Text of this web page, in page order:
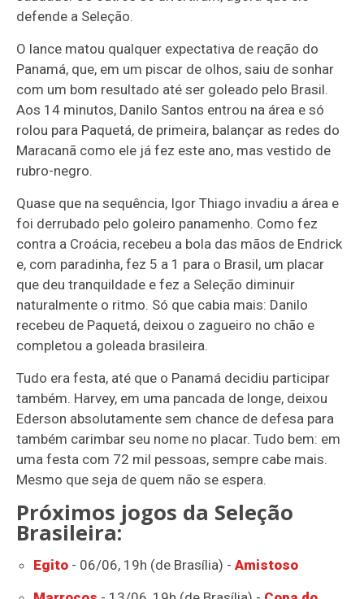
defende a Seleção.
O lance matou qualquer expectativa de reação do
Panamá, que, em um piscar de olhos, saiu de sonhar
com um bom resultado até ser goleado pelo Brasil.
Aos 14 minutos, Danilo Santos entrou na área e só
rolou para Paquetá, de primeira, balançar as redes do
Maracanã como ele já fez este ano, mas vestido de
rubro-negro.
Quase que na sequência, Igor Thiago invadiu a área e
foi derrubado pelo goleiro panamenho. Como fez
contra a Croácia, recebeu a bola das mãos de Endrick
e, com paradinha, fez 5 a 1 para o Brasil, um placar
que deu tranquildade e fez a Seleção diminuir
naturalmente o ritmo. Só que cabia mais: Danilo
recebeu de Paquetá, deixou o zagueiro no chão e
completou a goleada brasileira.
Tudo era festa, até que o Panamá decidiu participar
também. Harvey, em uma pancada de longe, deixou
Ederson absolutamente sem chance de defesa para
também carimbar seu nome no placar. Tudo bem: em
uma festa com 72 mil pessoas, sempre cabe mais.
Mesmo que seja de quem não se espera.
Próximos jogos da Seleção
Brasileira:
Egito- 06/06, 19h (de Brasília) - Amistoso